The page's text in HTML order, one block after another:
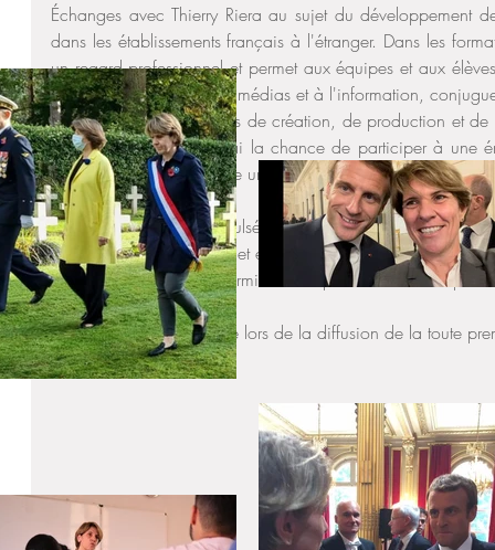
Échanges avec Thierry Riera au sujet du développement
dans les établissements français à l'étranger. Dans les
un regard professionnel et permet aux équipes et aux
delà de la formation aux médias et à l'information,
avec celui des techniques de création, de production et de
de mes déplacements j'ai la chance de participer à une
du MENJ devrait permettre un déploiement à l’échelle du
Séquence souvenir : impulsé par la Mission laïque
en 2016 documentaliste et enseignants avaient lancé une
avec l'aide de Thierry. Formidable expérience mise en
élèves.
⏪ Retour 6 ans en arrière lors de la diffusion de la toute
https://urlz.fr/mL6t